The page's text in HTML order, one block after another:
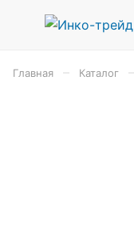
Главная Каталог